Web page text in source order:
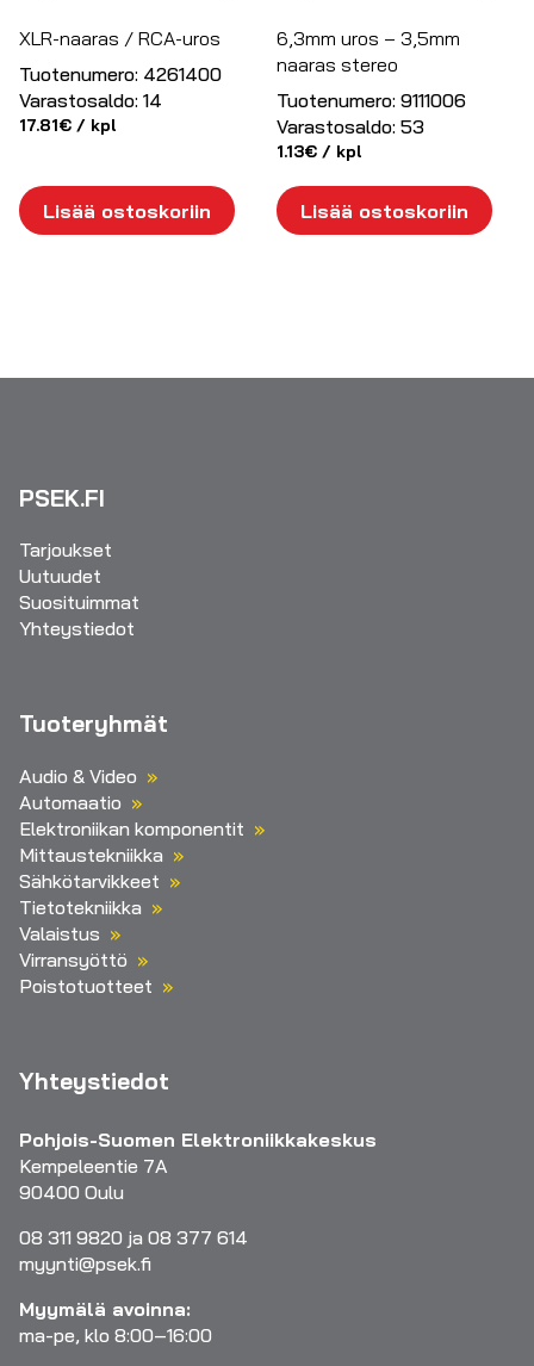
XLR-naaras / RCA-uros
Tuotenumero: 4261400
Varastosaldo: 14
17.81€ / kpl
Lisää ostoskoriin
6,3mm uros – 3,5mm
naaras stereo
Tuotenumero: 9111006
Varastosaldo: 53
1.13€ / kpl
Lisää ostoskoriin
PSEK.FI
Tarjoukset
Uutuudet
Suosituimmat
Yhteystiedot
Tuoteryhmät
Audio & Video
Automaatio
Elektroniikan komponentit
Mittaustekniikka
Sähkötarvikkeet
Tietotekniikka
Valaistus
Virransyöttö
Poistotuotteet
Yhteystiedot
Pohjois-Suomen Elektroniikkakeskus
Kempeleentie 7A
90400 Oulu
08 311 9820 ja 08 377 614
myynti@psek.fi
Myymälä avoinna:
ma-pe, klo 8:00–16:00